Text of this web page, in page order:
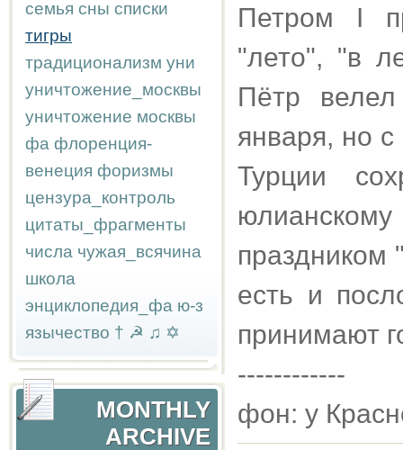
семья сны списки
тигры
традиционализм уни
уничтожение_москвы
уничтожение москвы
фа флоренция-
венеция форизмы
цензура_контроль
цитаты_фрагменты
числа чужая_всячина
школа
энциклопедия_фа ю-з
язычество † ☭ ♫ ✡
MONTHLY
ARCHIVE
Петром I
"лето", "в
Пётр
января, но
Турции
праздником
есть и
принимают
------------
фон: у